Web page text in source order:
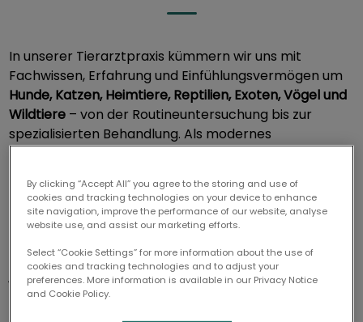
In unserer Tierarztpraxis kümmern wir uns mit
Fachwissen, Erfahrung und Einfühlungsvermögen um
Hunde, Katzen, Heimtiere, Reptilien, Exoten, Vögel und
Wildtiere – von der Routineuntersuchung bis zur
spezialisierten Behandlung. Als modernes
in jeder Lebensphase.
Ob verspielter Welpe, sensible Katze, neugieriges
Kaninchen oder faszinierende Schildkröte – bei uns ist
jedes Tier willkommen. Auch Reptilien, exotische Vögel
und Wildtiere werden in unserer Praxis kompetent und
By clicking “Accept All” you agree to the storing and use of
cookies and tracking technologies on your device to enhance
site navigation, improve the performance of our website, analyse
website use, and assist our marketing efforts.
Select “Cookie Settings” for more information about the use of
cookies and tracking technologies and to adjust your
preferences. More information is available in our Privacy Notice
and Cookie Policy.